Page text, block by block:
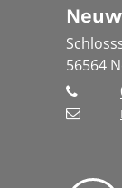
56564